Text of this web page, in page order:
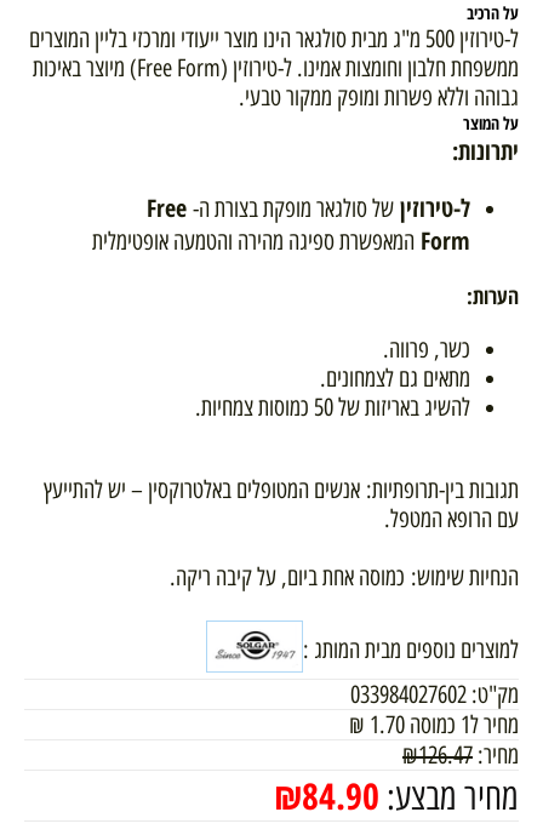
על הרכיב
ל-טירוזין 500 מ"ג מבית סולגאר הינו מוצר ייעודי ומרכזי בליין המוצרים
ממשפחת חלבון וחומצות אמינו. ל-טירוזין (Free Form) מיוצר באיכות
גבוהה וללא פשרות ומופק ממקור טבעי.
על המוצר
יתרונות:
ל-טירוזין של סולגאר מופקת בצורת ה- Free
Form המאפשרת ספיגה מהירה והטמעה אופטימלית
הערות:
כשר, פרווה.
מתאים גם לצמחונים.
להשיג באריזות של 50 כמוסות צמחיות.
תגובות בין-תרופתיות: אנשים המטופלים באלטרוקסין – יש להתייעץ
עם הרופא המטפל.
הנחיות שימוש: כמוסה אחת ביום, על קיבה ריקה.
למוצרים נוספים מבית המותג :
מק"ט: 033984027602
מחיר ל1 כמוסה
1.70
₪
מחיר:
₪126.47
מחיר מבצע: ₪84.90